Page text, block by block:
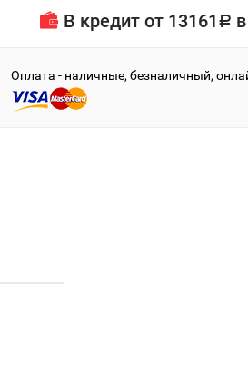
В кредит от 13161 Р
Оплата - наличные, безналичный,